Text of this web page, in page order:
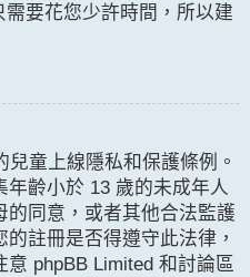
要花您少許時間，所以建
兒童上線隱私和保護條例。
齡小於 13 歲的未成年人
同意，或者其他合法監護
註冊是否得遵守此法律，
phpBB Limited 和討論區